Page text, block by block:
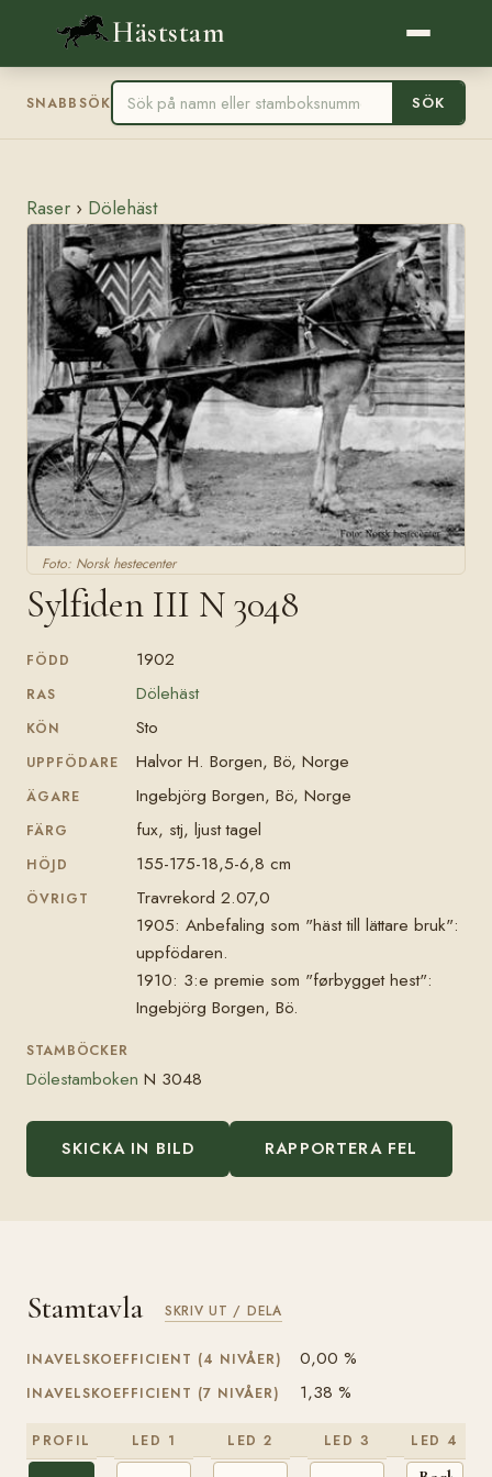
Häststam
SNABBSÖK SÖK
Raser › Dölehäst
Foto: Norsk hestecenter
Sylfiden III N 3048
FÖDD 1902
RAS Dölehäst
KÖN Sto
UPPFÖDARE Halvor H. Borgen, Bö, Norge
ÄGARE Ingebjörg Borgen, Bö, Norge
FÄRG fux, stj, ljust tagel
HÖJD 155-175-18,5-6,8 cm
ÖVRIGT
Travrekord 2.07,0
1905: Anbefaling som "häst till lättare bruk":
uppfödaren.
1910: 3:e premie som "førbygget hest":
Ingebjörg Borgen, Bö.
STAMBÖCKER
Dölestamboken N 3048
SKICKA IN BILD RAPPORTERA FEL
Stamtavla SKRIV UT / DELA
INAVELSKOEFFICIENT (4 NIVÅER) 0,00 %
INAVELSKOEFFICIENT (7 NIVÅER) 1,38 %
PROFIL LED 1 LED 2 LED 3 LED 4